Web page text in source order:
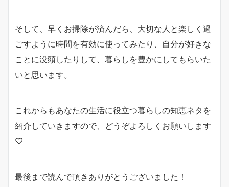
そして、早くお掃除が済んだら、大切な人と楽しく過
ごすように時間を有効に使ってみたり、自分が好きな
ことに没頭したりして、暮らしを豊かにしてもらいた
いと思います。
これからもあなたの生活に役立つ暮らしの知恵ネタを
紹介していきますので、どうぞよろしくお願いします
♡
最後まで読んで頂きありがとうございました！